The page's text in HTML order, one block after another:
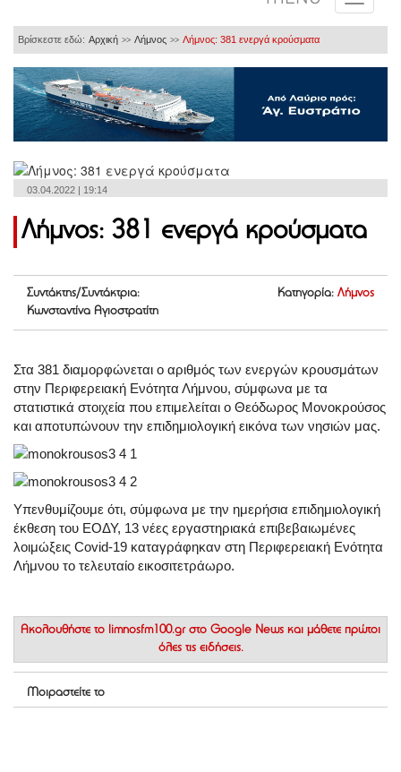
Βρίσκεστε εδώ: Αρχική >> Λήμνος >> Λήμνος: 381 ενεργά κρούσματα
03.04.2022 | 19:14
Λήμνος: 381 ενεργά κρούσματα
Συντάκτης/Συντάκτρια:
Κωνσταντίνα Αγιοστρατίτη
Κατηγορία: Λήμνος
Στα 381 διαμορφώνεται ο αριθμός των ενεργών κρουσμάτων
στην Περιφερειακή Ενότητα Λήμνου, σύμφωνα με τα
στατιστικά στοιχεία που επιμελείται ο Θεόδωρος Μονοκρούσος
και αποτυπώνουν την επιδημιολογική εικόνα των νησιών μας.
Υπενθυμίζουμε ότι, σύμφωνα με την ημερήσια επιδημιολογική
έκθεση του ΕΟΔΥ, 13 νέες εργαστηριακά επιβεβαιωμένες
λοιμώξεις Covid-19 καταγράφηκαν στη Περιφερειακή Ενότητα
Λήμνου το τελευταίο εικοσιτετράωρο.
Ακολουθήστε το limnosfm100.gr στο Google News και μάθετε πρώτοι
όλες τις ειδήσεις.
Μοιραστείτε το